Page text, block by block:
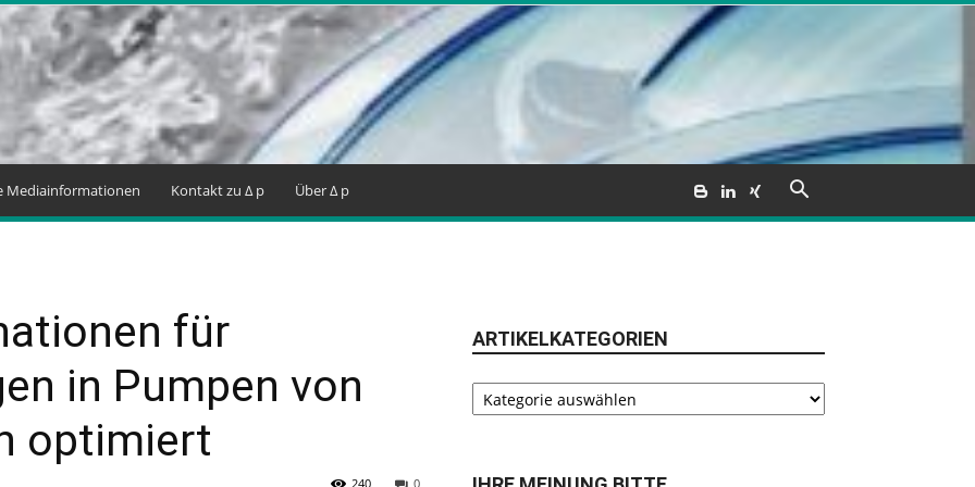
Mediainformationen Kontakt zu Δ p Über Δ p
für
in Pumpen von
optimiert
0
240
ARTIKELKATEGORIEN
Artikelkategorien